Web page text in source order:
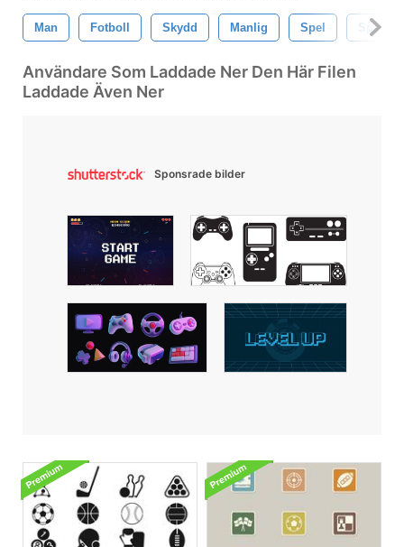
Man Fotboll Skydd Manlig Spel Sport
Användare Som Laddade Ner Den Här Filen
Laddade Även Ner
Sponsrade bilder